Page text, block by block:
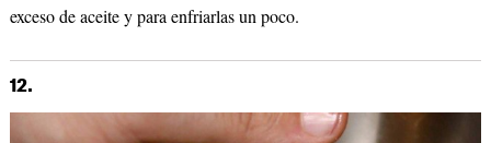
exceso de aceite y para enfriarlas un poco.
12.